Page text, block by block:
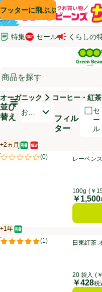
コンテンツに飛ぶ
検索に飛ぶ
フッターに飛ぶ
特集 セール くらしの
はじめてのお買い物ガイド
(新しいウィンドウで開く) (
サポート・ヘルプ・お問い合
(新しいウィンドウで開く)
メインメニュ―ボタン
オーガニック コーヒー・紅
並び
替え
開いて並び替えオプション
おす
フィル
ター
セ
ー
ル
商品リスト
【PR】
PR
PR
レーベンスバウム オーガニッ
+2ヵ月
賞味・消費期限保証：2ヵ月
オーガニック/有機
新商品
(0)
評価は0件のレビューで5点中
レーベン
100g (￥
価格
￥1,500
PR
PR
日東紅茶 オーガニック紅茶ダ
+1年
賞味・消費期限保証：１年
オーガニック/有機
(1)
評価は1件のレビューで5点中
日東紅茶
20 袋入 (
価格
￥428税